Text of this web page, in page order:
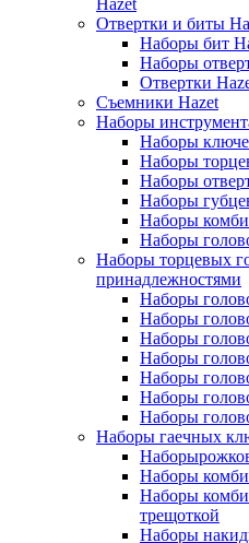
Hazet
Отвертки и биты
Наборы бит
Наборы
Отвертки
Съемники Hazet
Наборы
Наборы
Наборы
Наборы
Наборы
Наборы
Наборы
Наборы торцевых
принадлежностями
Наборы
Наборы
Наборы
Наборы
Наборы
Наборы
Наборы
Наборы гаечных
Наборы
Наборы
трещоткой
Наборы